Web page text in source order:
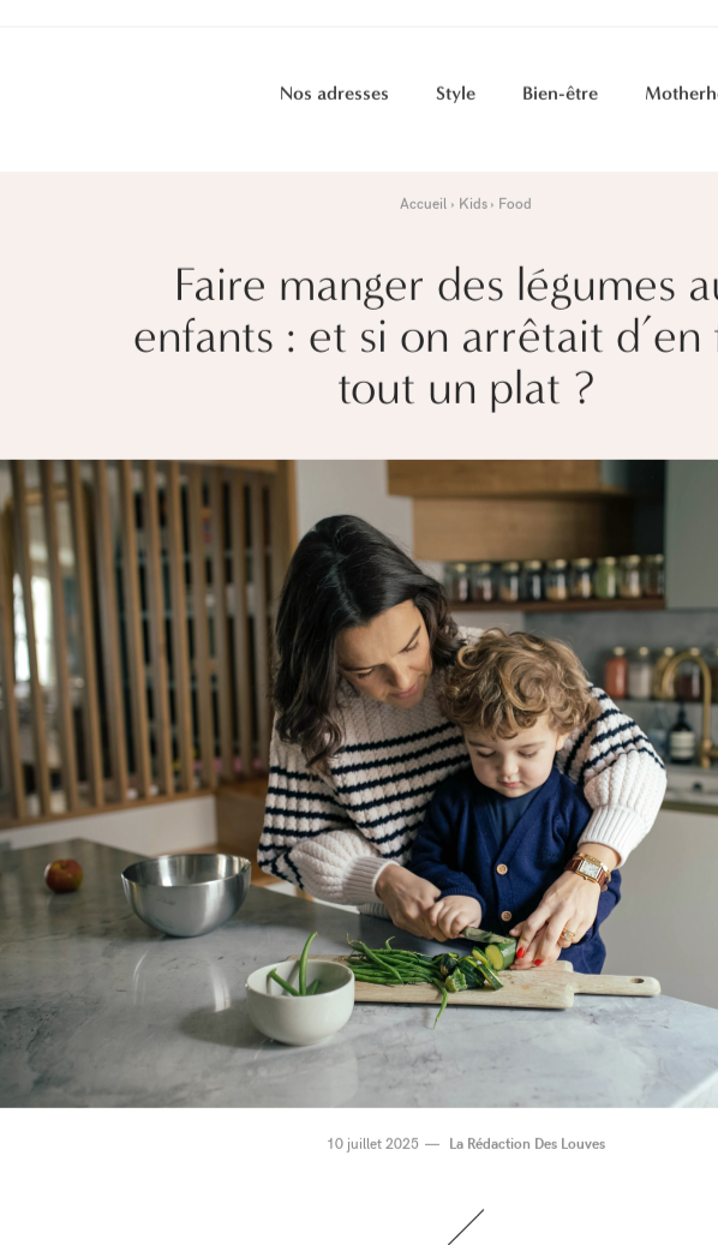
Nos adresses Style Bien-être
Accueil Kids Food
Faire manger des légumes
enfants : et si on arrêtait d’en
tout un plat ?
10 juillet 2025 La Rédaction Des Louves